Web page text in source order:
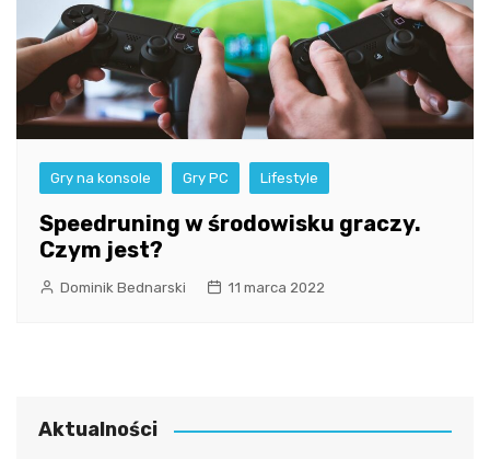
Gry na konsole Gry PC Lifestyle
Speedruning w środowisku graczy.
Czym jest?
Dominik Bednarski 11 marca 2022
Aktualności